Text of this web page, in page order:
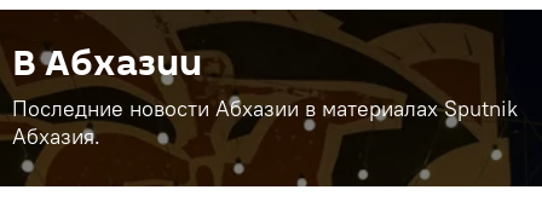
В Абхазии
Последние новости Абхазии в материалах Sputnik
Абхазия.